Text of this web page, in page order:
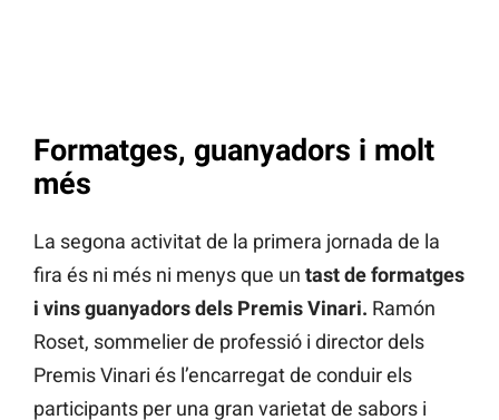
Formatges, guanyadors i molt
més
La segona activitat de la primera jornada de la
fira és ni més ni menys que un tast de formatges
i vins guanyadors dels Premis Vinari. Ramón
Roset, sommelier de professió i director dels
Premis Vinari és l’encarregat de conduir els
participants per una gran varietat de sabors i